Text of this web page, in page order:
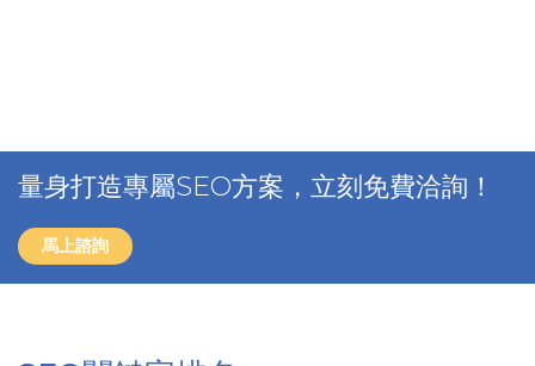
量身打造專屬SEO方案，立刻免費洽詢！
馬上諮詢